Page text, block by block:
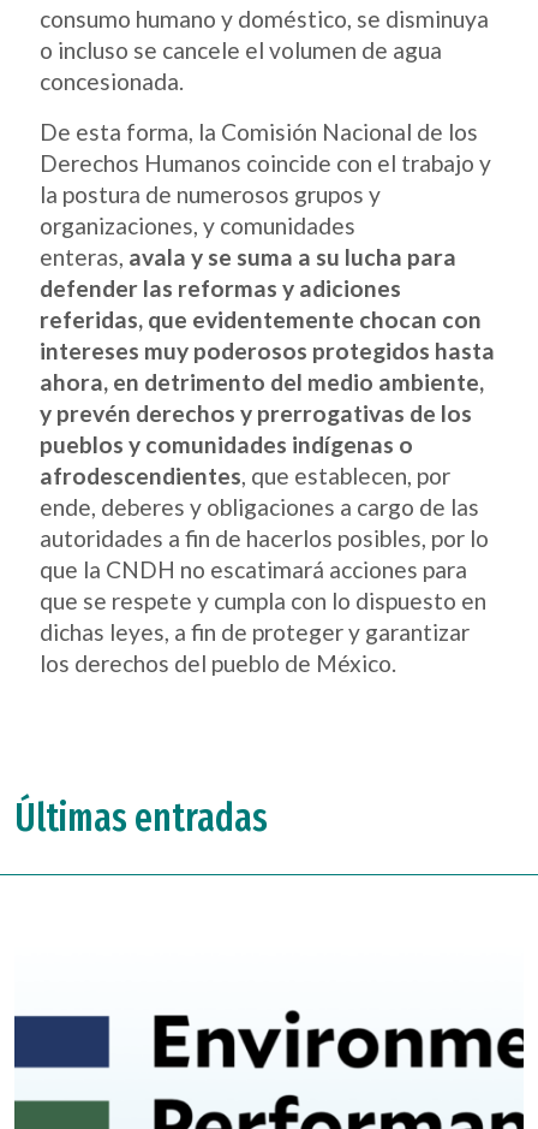
consumo humano y doméstico, se disminuya
o incluso se cancele el volumen de agua
concesionada.
De esta forma, la Comisión Nacional de los
Derechos Humanos coincide con el trabajo y
la postura de numerosos grupos y
organizaciones, y comunidades
enteras, avala y se suma a su lucha para
defender las reformas y adiciones
referidas, que evidentemente chocan con
intereses muy poderosos protegidos hasta
ahora, en detrimento del medio ambiente,
y prevén derechos y prerrogativas de los
pueblos y comunidades indígenas o
afrodescendientes, que establecen, por
ende, deberes y obligaciones a cargo de las
autoridades a fin de hacerlos posibles, por lo
que la CNDH no escatimará acciones para
que se respete y cumpla con lo dispuesto en
dichas leyes, a fin de proteger y garantizar
los derechos del pueblo de México.
Últimas entradas